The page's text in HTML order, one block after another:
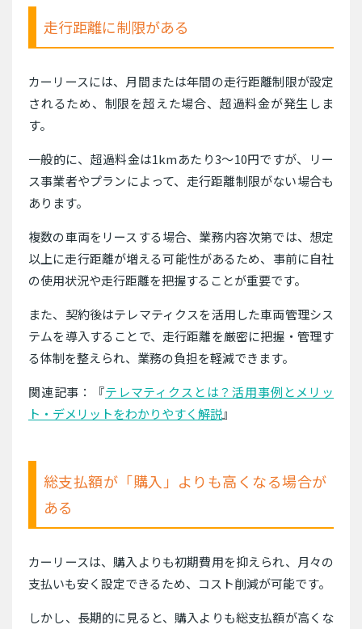
走行距離に制限がある
カーリースには、月間または年間の走行距離制限が設定
されるため、制限を超えた場合、超過料金が発生しま
す。
一般的に、超過料金は1kmあたり3〜10円ですが、リー
ス事業者やプランによって、走行距離制限がない場合も
あります。
複数の車両をリースする場合、業務内容次第では、想定
以上に走行距離が増える可能性があるため、事前に自社
の使用状況や走行距離を把握することが重要です。
また、契約後はテレマティクスを活用した車両管理シス
テムを導入することで、走行距離を厳密に把握・管理す
る体制を整えられ、業務の負担を軽減できます。
関連記事：『テレマティクスとは？活用事例とメリッ
ト・デメリットをわかりやすく解説』
総支払額が「購入」よりも高くなる場合が
ある
カーリースは、購入よりも初期費用を抑えられ、月々の
支払いも安く設定できるため、コスト削減が可能です。
しかし、長期的に見ると、購入よりも総支払額が高くな